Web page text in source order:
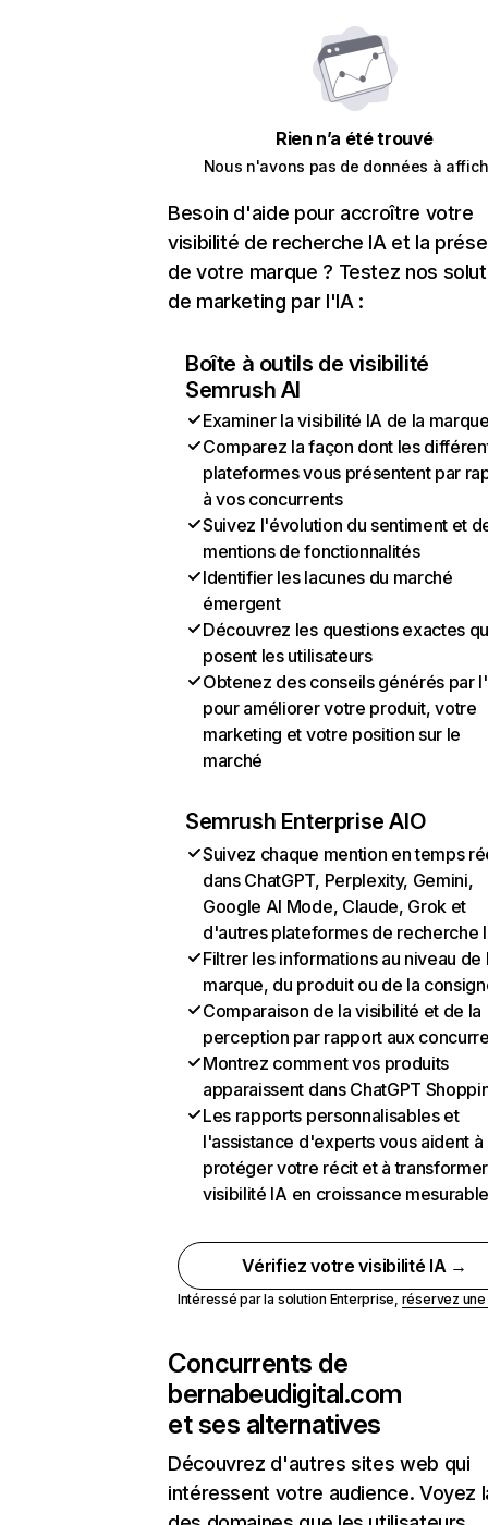
Rien n’a été trouvé
Nous n'avons pas de données à
Besoin d'aide pour accroître votre
visibilité de recherche IA et la
de votre marque ? Testez nos
de marketing par l'IA :
Boîte à outils de visibilité
Semrush AI
Examiner la visibilité IA de la
Comparez la façon dont les
plateformes vous présentent par
à vos concurrents
Suivez l'évolution du sentiment et
mentions de fonctionnalités
Identifier les lacunes du marché
émergent
Découvrez les questions exactes
posent les utilisateurs
Obtenez des conseils générés par
pour améliorer votre produit, votre
marketing et votre position sur le
marché
Semrush Enterprise AIO
Suivez chaque mention en temps
dans ChatGPT, Perplexity, Gemini,
Google AI Mode, Claude, Grok et
d'autres plateformes de recherche
Filtrer les informations au niveau de
marque, du produit ou de la
Comparaison de la visibilité et de la
perception par rapport aux
Montrez comment vos produits
apparaissent dans ChatGPT
Les rapports personnalisables et
l'assistance d'experts vous aident à
protéger votre récit et à
visibilité IA en croissance
Vérifiez votre visibilité IA →
Intéressé par la solution Enterprise, réservez
Concurrents de
bernabeudigital.com
et ses alternatives
Découvrez d'autres sites web qui
intéressent votre audience. Voyez